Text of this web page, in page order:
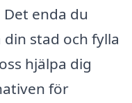
enda du
stad och fylla
hjälpa dig
för